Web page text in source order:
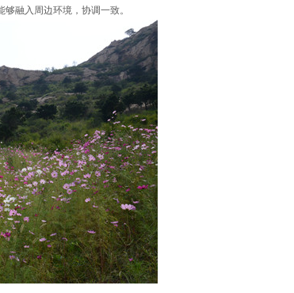
融入周边环境，协调一致。